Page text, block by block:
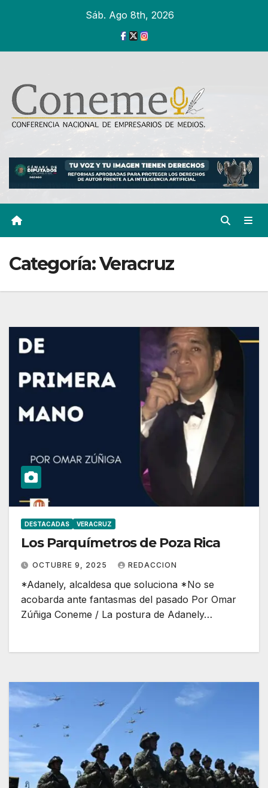
Sáb. Ago 8th, 2026
Categoría:Veracruz
DESTACADAS VERACRUZ
Los Parquímetros de Poza Rica
OCTUBRE 9, 2025 REDACCION
*Adanely, alcaldesa que soluciona *No se
acobarda ante fantasmas del pasado Por Omar
Zúñiga Coneme / La postura de Adanely…